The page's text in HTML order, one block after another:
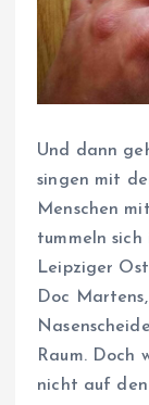
Und dann
singen mit
Menschen
tummeln
Leipziger
Doc
Raum. Doch
nicht auf